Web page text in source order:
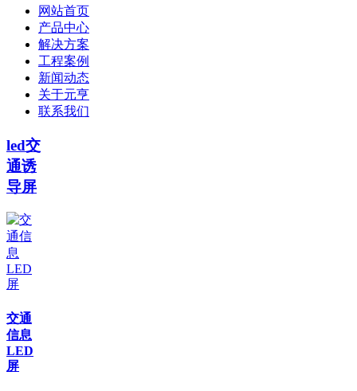
网站首页
产品中心
解决方案
工程案例
新闻动态
关于元亨
联系我们
led交
通诱
导屏
交通
信息
LED
屏